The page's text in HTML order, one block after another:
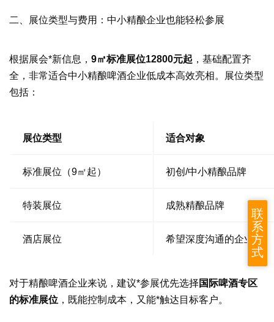
二、展位类型与费用：中小精酿企业也能轻松参展
根据展会*新信息， 9㎡标准展位12800元起 ，基础配置齐
全，非常适合中小精酿啤酒企业低成本高效亮相。展位类型
包括：
展位类型 适合对象
标准展位（9㎡起） 初创/中小精酿品牌
特装展位 成熟精酿品牌
酒店展位 希望深度沟通的企业
对于精酿啤酒企业来说，建议*参展优先选择 国际啤酒专区
的标准展位 ，既能控制成本，又能*触达目标客户。
联
系
方
式